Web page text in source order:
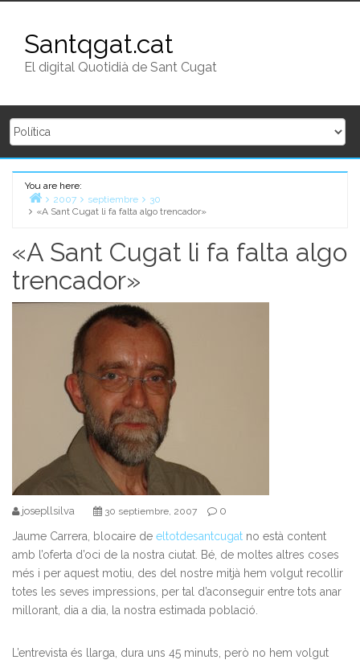
Santqgat.cat
El digital Quotidià de Sant Cugat
You are here:
Home
2007 septiembre
30
«A Sant Cugat li fa falta algo trencador»
«A Sant Cugat li fa falta algo
trencador»
josepllsilva 30 septiembre, 2007 0
Jaume Carrera, blocaire de eltotdesantcugat no està content
amb l’oferta d’oci de la nostra ciutat. Bé, de moltes altres coses
més i per aquest motiu, des del nostre mitjà hem volgut recollir
totes les seves impressions, per tal d’aconseguir entre tots anar
millorant, dia a dia, la nostra estimada població.
L’entrevista és llarga, dura uns 45 minuts, però no hem volgut